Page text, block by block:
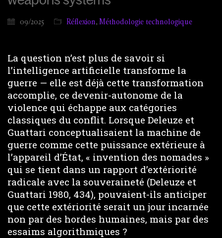
09/2025 Réflexion, Méthodologie technologique
La question n’est plus de savoir si
l’intelligence artificielle transforme la
guerre — elle est déjà cette transformation
accomplie, ce devenir-autonome de la
violence qui échappe aux catégories
classiques du conflit. Lorsque Deleuze et
Guattari conceptualisaient la machine de
guerre comme cette puissance extérieure à
l’appareil d’État, « invention des nomades »
qui se tient dans un rapport d’extériorité
radicale avec la souveraineté (Deleuze et
Guattari 1980, 434), pouvaient-ils anticiper
que cette extériorité serait un jour incarnée
non par des hordes humaines, mais par des
essaims algorithmiques ?